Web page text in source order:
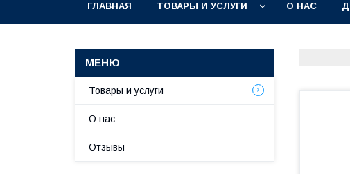
ГЛАВНАЯ ТОВАРЫ И УСЛУГИ О НАС
Товары и услуги
О нас
Отзывы